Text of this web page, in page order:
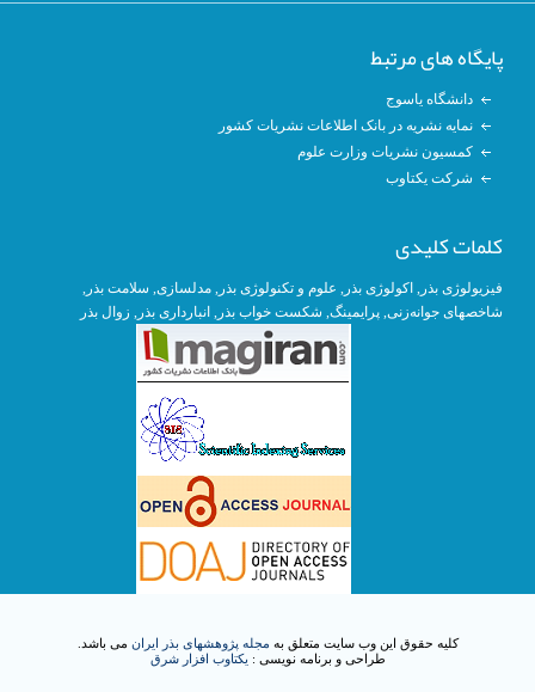
پایگاه های مرتبط
دانشگاه یاسوج
نمایه نشریه در بانک اطلاعات نشریات کشور
کمسیون نشریات وزارت علوم
شرکت یکتاوب
کلمات کلیدی
فیزیولوژی بذر, اکولوژی بذر, علوم و تکنولوژی بذر, مدلسازی, سلامت بذر,
شاخصهای جوانه‌زنی,پرایمینگ, شکست خواب بذر, انبارداری بذر, زوال بذر
کلیه حقوق این وب سایت متعلق به مجله پژوهشهای بذر ایران می باشد.
طراحی و برنامه نویسی : یکتاوب افزار شرق